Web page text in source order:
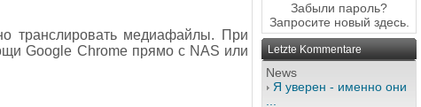
транслировать медиафайлы. При
Google Chrome прямо с NAS или
Забыли пароль?
Запросите новый здесь.
Letzte Kommentare
News
Я уверен - именно они